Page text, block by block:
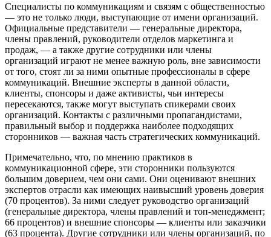
Специалисты по коммуникациям и связям с общественностью
— это не только люди, выступающие от имени организаций.
Официальные представители — генеральные директора,
члены правлений, руководители отделов маркетинга и
продаж, — а также другие сотрудники или члены
организаций играют не менее важную роль, вне зависимости
от того, стоят ли за ними опытные профессионалы в сфере
коммуникаций. Внешние эксперты в данной области,
клиенты, спонсоры и даже активисты, чьи интересы
пересекаются, также могут выступать спикерами своих
организаций. Контакты с различными пропагандистами,
правильный выбор и поддержка наиболее подходящих
сторонников — важная часть стратегических коммуникаций.
Примечательно, что, по мнению практиков в
коммуникационной сфере, эти сторонники пользуются
большим доверием, чем они сами. Они оценивают внешних
экспертов отрасли как имеющих наивысший уровень доверия
(70 процентов). За ними следует руководство организаций
(генеральные директора, члены правлений и топ-менеджмент;
66 процентов) и внешние спонсоры — клиенты или заказчики
(63 процента). Другие сотрудники или члены организаций, по